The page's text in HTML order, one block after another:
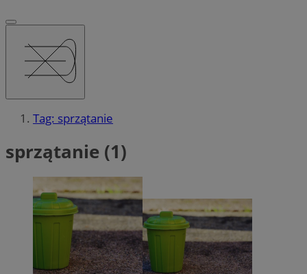
Tag: sprzątanie
sprzątanie (1)